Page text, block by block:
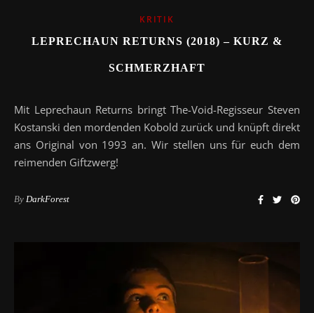
KRITIK
LEPRECHAUN RETURNS (2018) – KURZ &
SCHMERZHAFT
Mit Leprechaun Returns bringt The-Void-Regisseur Steven
Kostanski den mordenden Kobold zurück und knüpft direkt
ans Original von 1993 an. Wir stellen uns für euch dem
reimenden Giftzwerg!
By DarkForest